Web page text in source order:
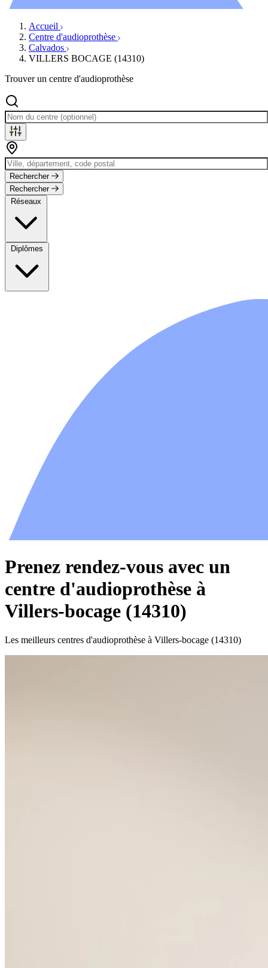
Accueil
Centre d'audioprothèse
Calvados
VILLERS BOCAGE (14310)
Trouver un centre d'audioprothèse
Rechercher
Rechercher
Réseaux
Diplômes
Prenez rendez-vous avec un
centre d'audioprothèse à
Villers-bocage (14310)
Les meilleurs centres d'audioprothèse à Villers-bocage (14310)